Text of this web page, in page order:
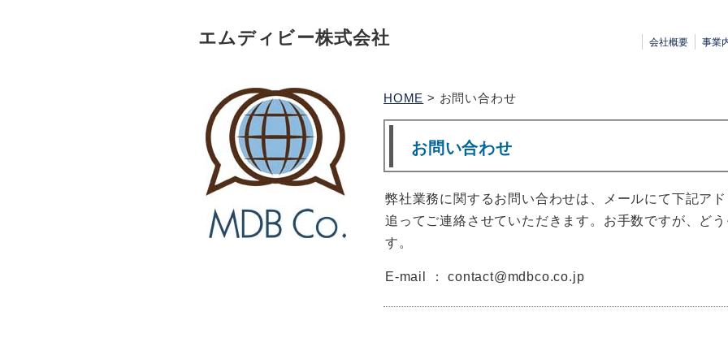
エムディビー株式会社 会社概要 事業
HOME > お問い合わせ
お問い合わせ
弊社業務に関するお問い合わせは、メールにて下記ア
追ってご連絡させていただきます。お手数ですが、ど
す。
E-mail ： contact@mdbco.co.jp